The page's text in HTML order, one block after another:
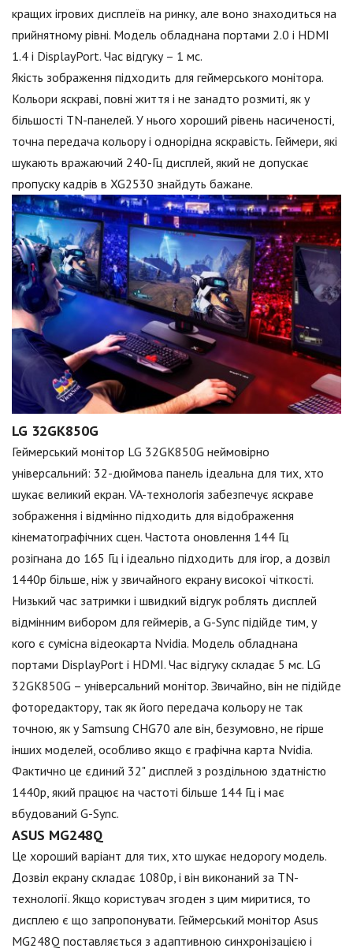
кращих ігрових дисплеїв на ринку, але воно знаходиться на
прийнятному рівні. Модель обладнана портами 2.0 і HDMI
1.4 і DisplayPort. Час відгуку – 1 мс.
Якість зображення підходить для геймерського монітора.
Кольори яскраві, повні життя і не занадто розмиті, як у
більшості TN-панелей. У нього хороший рівень насиченості,
точна передача кольору і однорідна яскравість. Геймери, які
шукають вражаючий 240-Гц дисплей, який не допускає
пропуску кадрів в XG2530 знайдуть бажане.
LG 32GK850G
Геймерський монітор LG 32GK850G неймовірно
універсальний: 32-дюймова панель ідеальна для тих, хто
шукає великий екран. VA-технологія забезпечує яскраве
зображення і відмінно підходить для відображення
кінематографічних сцен. Частота оновлення 144 Гц
розігнана до 165 Гц і ідеально підходить для ігор, а дозвіл
1440p більше, ніж у звичайного екрану високої чіткості.
Низький час затримки і швидкий відгук роблять дисплей
відмінним вибором для геймерів, а G-Sync підійде тим, у
кого є сумісна відеокарта Nvidia. Модель обладнана
портами DisplayPort і HDMI. Час відгуку складає 5 мс. LG
32GK850G – універсальний монітор. Звичайно, він не підійде
фоторедактору, так як його передача кольору не так
точною, як у Samsung CHG70 але він, безумовно, не гірше
інших моделей, особливо якщо є графічна карта Nvidia.
Фактично це єдиний 32" дисплей з роздільною здатністю
1440p, який працює на частоті більше 144 Гц і має
вбудований G-Sync.
ASUS MG248Q
Це хороший варіант для тих, хто шукає недорогу модель.
Дозвіл екрану складає 1080p, і він виконаний за TN-
технології. Якщо користувач згоден з цим миритися, то
дисплею є що запропонувати. Геймерський монітор Asus
MG248Q поставляється з адаптивною синхронізацією і